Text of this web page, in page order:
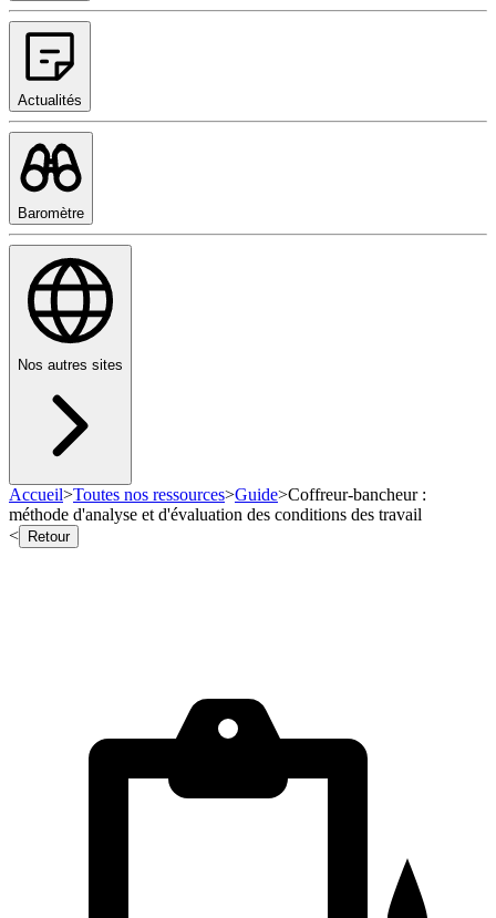
Actualités
Baromètre
Nos autres sites
Accueil>Toutes nos ressources>Guide>Coffreur-bancheur :
méthode d'analyse et d'évaluation des conditions des travail
<
Retour